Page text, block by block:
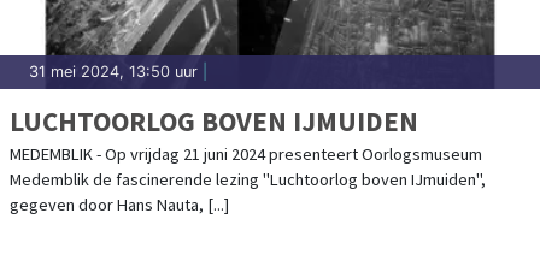
31 mei 2024, 13:50 uur
LUCHTOORLOG BOVEN IJMUIDEN
MEDEMBLIK - Op vrijdag 21 juni 2024 presenteert Oorlogsmuseum
Medemblik de fascinerende lezing "Luchtoorlog boven IJmuiden",
gegeven door Hans Nauta, [...]